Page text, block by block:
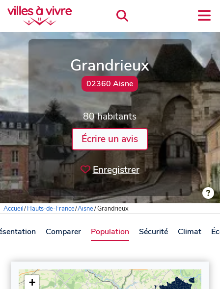
Grandrieux
02360 Aisne
80 habitants
Écrire un avis
Enregistrer
Accueil/Hauts-de-France/Aisne/Grandrieux
Comparer Population Sécurité Climat
+